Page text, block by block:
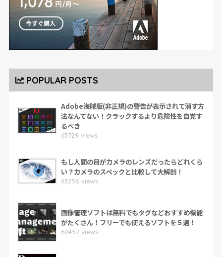
POPULAR POSTS
Adobe海賊版(非正規)の警告が表示されて消す方
法なんてない！クラックするより危険性を自覚す
るべき
63729 views
もし人間の目がカメラのレンズだったらどれくら
い？カメラのスペックと比較して大解剖！
63258 views
画像管理ソフトは無料でもタグなどおすすめ機能
がたくさん！フリーでも使えるソフトを５選！
60457 views